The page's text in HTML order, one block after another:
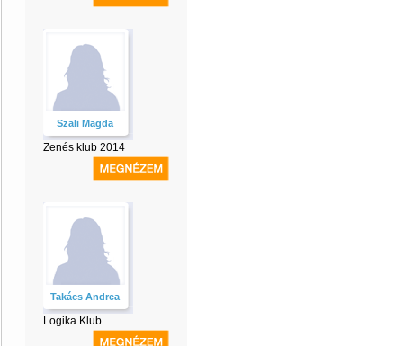
Szali Magda
Zenés klub 2014
Takács Andrea
Logika Klub